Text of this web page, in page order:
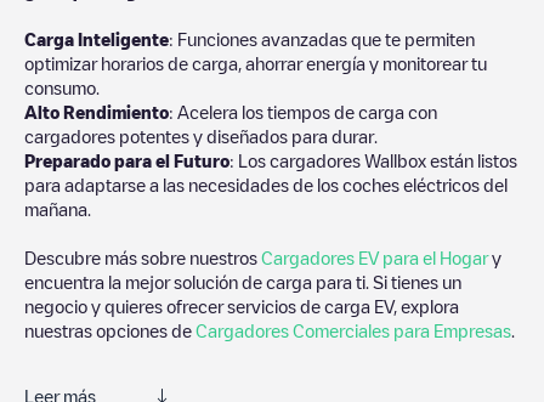
Carga Inteligente: Funciones avanzadas que te permiten
optimizar horarios de carga, ahorrar energía y monitorear tu
consumo.
Alto Rendimiento: Acelera los tiempos de carga con
cargadores potentes y diseñados para durar.
Preparado para el Futuro: Los cargadores Wallbox están listos
para adaptarse a las necesidades de los coches eléctricos del
mañana.
Descubre más sobre nuestros Cargadores EV para el Hogary
encuentra la mejor solución de carga para ti. Si tienes un
negocio y quieres ofrecer servicios de carga EV, explora
nuestras opciones de Cargadores Comerciales para Empresas
Leer más